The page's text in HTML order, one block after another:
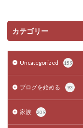
カテゴリー
Uncategorized 159
ブログを始める 93
家族 209